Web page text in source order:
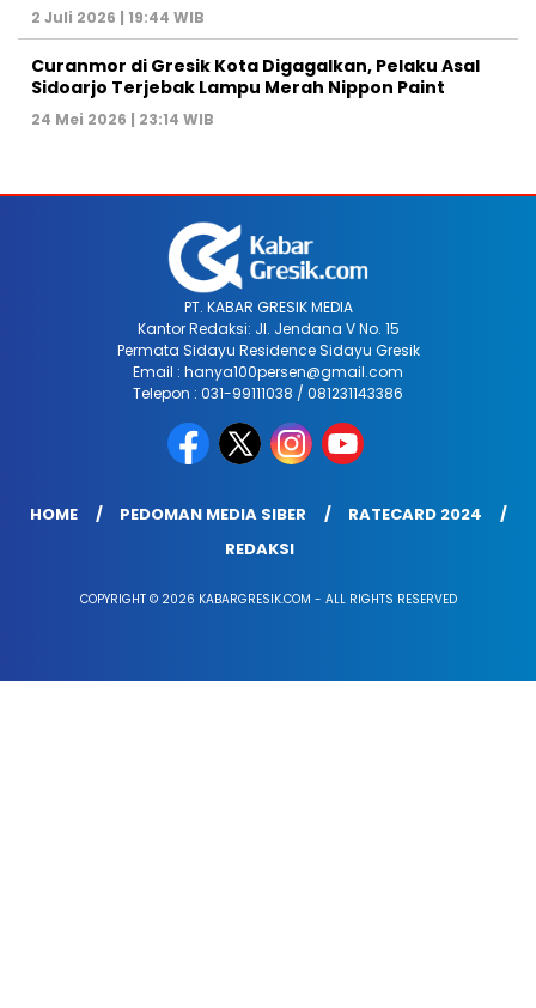
2 Juli 2026 | 19:44 WIB
Curanmor di Gresik Kota Digagalkan, Pelaku Asal
Sidoarjo Terjebak Lampu Merah Nippon Paint
24 Mei 2026 | 23:14 WIB
PT. KABAR GRESIK MEDIA
Kantor Redaksi: Jl. Jendana V No. 15
Permata Sidayu Residence Sidayu Gresik
Email : hanya100persen@gmail.com
Telepon : 031-99111038 / 081231143386
HOME PEDOMAN MEDIA SIBER
RATECARD 2024
REDAKSI
COPYRIGHT © 2026 KABARGRESIK.COM - ALL RIGHTS RESERVED